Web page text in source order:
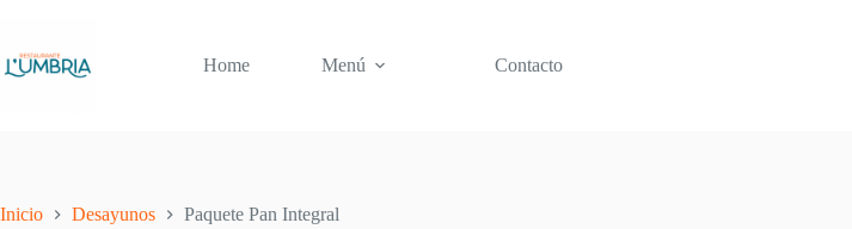
Home Menú Contacto
Inicio Desayunos Paquete Pan Integral